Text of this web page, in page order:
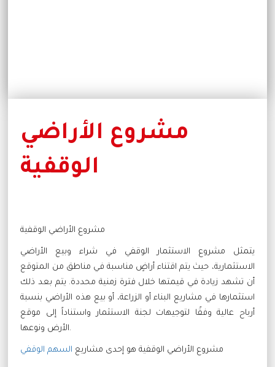
مشروع الأراضي
الوقفية
مشروع الأراضي الوقفية
يتمثل مشروع الاستثمار الوقفي في شراء وبيع الأراضي
الاستثمارية، حيث يتم اقتناء أراضٍ مناسبة في مناطق من المتوقع
أن تشهد زيادة في قيمتها خلال فترة زمنية محددة. يتم بعد ذلك
استثمارها في مشاريع البناء أو الزراعة، أو بيع هذه الأراضي بنسبة
أرباح عالية وفقًا لتوجيهات لجنة الاستثمار واستناداً إلى موقع
الأرض ونوعها.
مشروع الأراضي الوقفية هو إحدى مشاريع السهم الوقفي